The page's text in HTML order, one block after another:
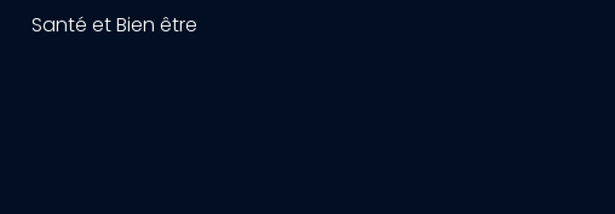
Santé et Bien être